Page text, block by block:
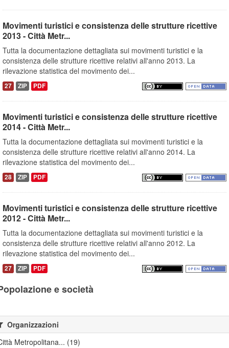
Movimenti turistici e consistenza delle strutture ricettive
2013 - Città Metr...
Tutta la documentazione dettagliata sui movimenti turistici e la
consistenza delle strutture ricettive relativi all'anno 2013. La
rilevazione statistica del movimento dei...
27 ZIP PDF
Movimenti turistici e consistenza delle strutture ricettive
2014 - Città Metr...
Tutta la documentazione dettagliata sui movimenti turistici e la
consistenza delle strutture ricettive relativi all'anno 2014. La
rilevazione statistica del movimento dei...
28 ZIP PDF
Movimenti turistici e consistenza delle strutture ricettive
2012 - Città Metr...
Tutta la documentazione dettagliata sui movimenti turistici e la
consistenza delle strutture ricettive relativi all'anno 2012. La
rilevazione statistica del movimento dei...
27 ZIP PDF
e società
Organizzazioni
Metropolitana... (19)